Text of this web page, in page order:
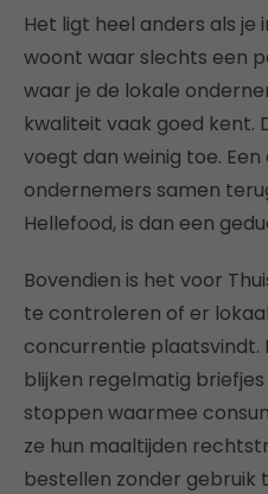
Het ligt heel anders als
woont waar slechts een
waar je de lokale
kwaliteit vaak goed kent.
voegt dan weinig toe.
ondernemers samen
Hellefood, is dan een
Bovendien is het voor
te controleren of er
concurrentie plaatsvindt.
blijken regelmatig
stoppen waarmee
ze hun maaltijden
bestellen zonder gebruik